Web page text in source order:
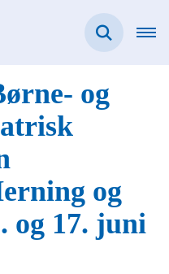
og
og
og 17. juni